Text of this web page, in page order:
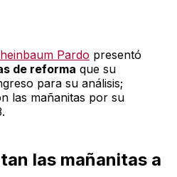
Pardo presentó
de reforma que su
para su análisis;
las mañanitas por su
las mañanitas a